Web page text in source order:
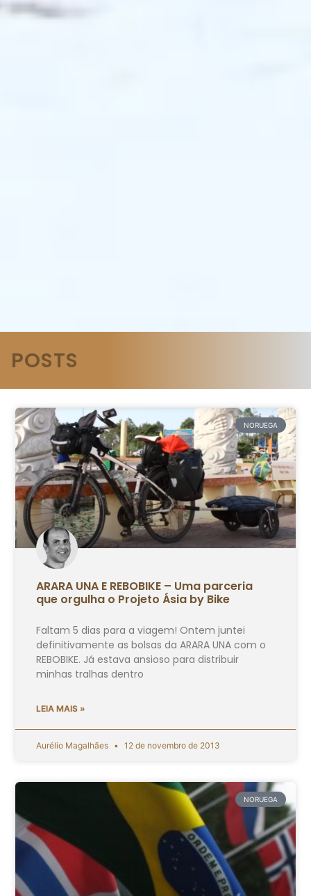
POSTS
NORUEGA
ARARA UNA E REBOBIKE – Uma parceria
que orgulha o Projeto Ásia by Bike
Faltam 5 dias para a viagem! Ontem juntei
definitivamente as bolsas da ARARA UNA com o
REBOBIKE. Já estava ansioso para distribuir
minhas tralhas dentro
LEIA MAIS »
Aurélio Magalhães 12 de novembro de 2013
NORUEGA